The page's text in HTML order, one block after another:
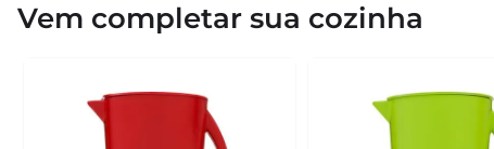
Vem completar sua cozinha